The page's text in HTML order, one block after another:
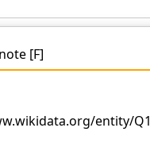
[F]
entity/